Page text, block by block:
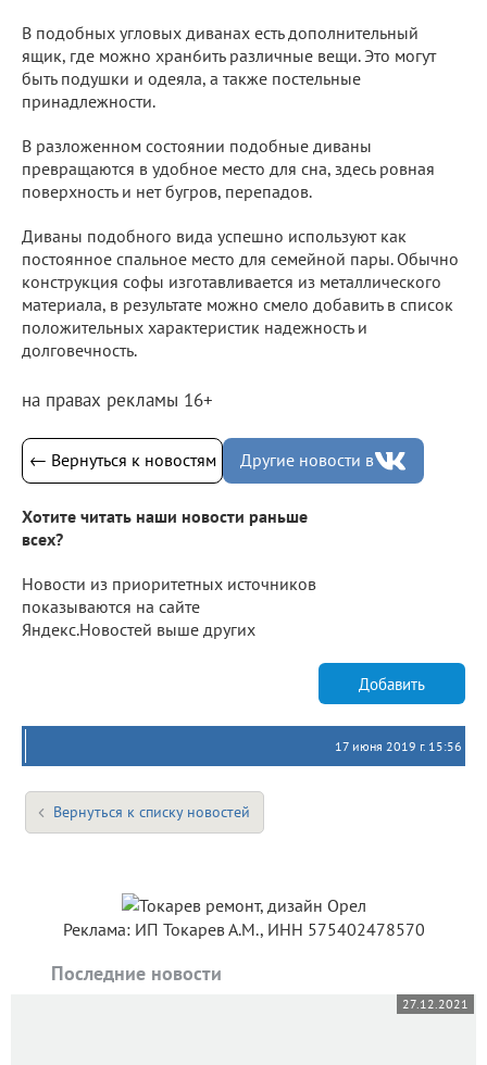
В подобных угловых диванах есть дополнительный
ящик, где можно хран6ить различные вещи. Это могут
быть подушки и одеяла, а также постельные
принадлежности.
В разложенном состоянии подобные диваны
превращаются в удобное место для сна, здесь ровная
поверхность и нет бугров, перепадов.
Диваны подобного вида успешно используют как
постоянное спальное место для семейной пары. Обычно
конструкция софы изготавливается из металлического
материала, в результате можно смело добавить в список
положительных характеристик надежность и
долговечность.
на правах рекламы 16+
← Вернуться к новостям Другие новости в
Хотите читать наши новости раньше
всех?
Новости из приоритетных источников
показываются на сайте
Яндекс.Новостей выше других
Добавить
17 июня 2019 г. 15:56
Вернуться к списку новостей
Реклама: ИП Токарев А.М., ИНН 575402478570
Последние новости
27.12.2021